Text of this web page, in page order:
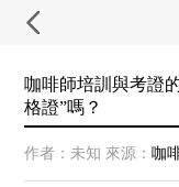
咖啡師培訓與考證
格證”嗎？
作者：未知 來源：咖